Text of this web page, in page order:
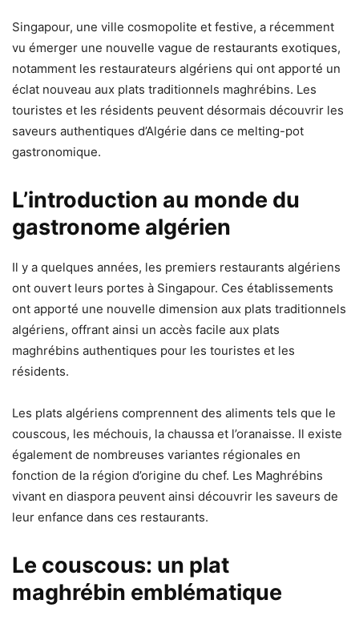
Singapour, une ville cosmopolite et festive, a récemment
vu émerger une nouvelle vague de restaurants exotiques,
notamment les restaurateurs algériens qui ont apporté un
éclat nouveau aux plats traditionnels maghrébins. Les
touristes et les résidents peuvent désormais découvrir les
saveurs authentiques d’Algérie dans ce melting-pot
gastronomique.
L’introduction au monde du
gastronome algérien
Il y a quelques années, les premiers restaurants algériens
ont ouvert leurs portes à Singapour. Ces établissements
ont apporté une nouvelle dimension aux plats traditionnels
algériens, offrant ainsi un accès facile aux plats
maghrébins authentiques pour les touristes et les
résidents.
Les plats algériens comprennent des aliments tels que le
couscous, les méchouis, la chaussa et l’oranaisse. Il existe
également de nombreuses variantes régionales en
fonction de la région d’origine du chef. Les Maghrébins
vivant en diaspora peuvent ainsi découvrir les saveurs de
leur enfance dans ces restaurants.
Le couscous: un plat
maghrébin emblématique